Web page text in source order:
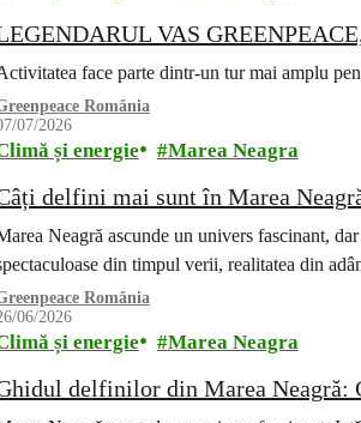
VAS
face parte dintr-un tur mai amplu
România
07/2026
și energie Marea Neagra
delfini mai sunt în Marea
Neagră ascunde un univers fascinant,
din timpul verii, realitatea din
România
06/2026
și energie Marea Neagra
delfinilor din Marea Neagră: